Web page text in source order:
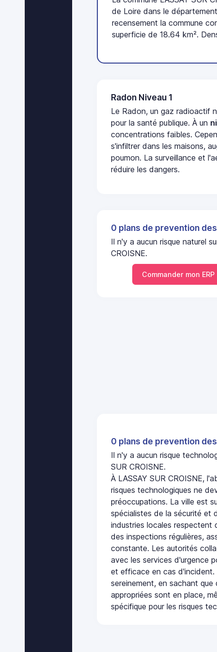
de Loire dans le
recensement la commune
superficie de 18.64 km².
Radon Niveau 1
Le Radon, un gaz radioactif
pour la santé publique. À un
concentrations faibles.
s'infiltrer dans les maisons,
poumon. La surveillance et
réduire les dangers.
0 plans de prevention
Il n'y a aucun risque naturel
CROISNE.
Commander mon ERP
0 plans de prevention
Il n'y a aucun risque
SUR CROISNE.
À LASSAY SUR CROISNE,
risques technologiques ne
préoccupations. La ville est
spécialistes de la sécurité et
industries locales respectent
des inspections régulières,
constante. Les autorités
avec les services d'urgence
et efficace en cas
sereinement, en sachant que
appropriées sont en place,
spécifique pour les risques